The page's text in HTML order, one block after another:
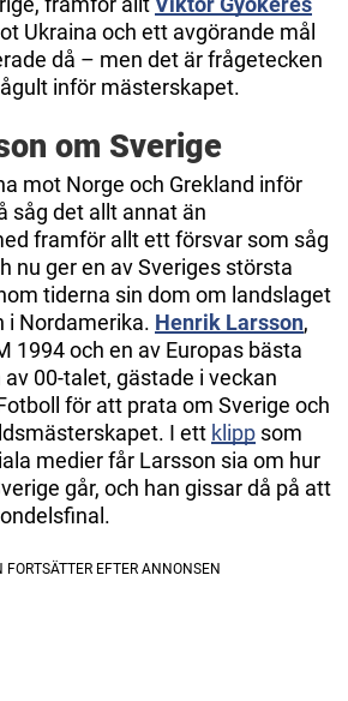
Ukraina och ett avgörande mål
då – men det är frågetecken
inför mästerskapet.
om Sverige
mot Norge och Grekland inför
såg det allt annat än
framför allt ett försvar som såg
nu ger en av Sveriges största
tiderna sin dom om landslaget
i Nordamerika. Henrik Larsson,
1994 och en av Europas bästa
00-talet, gästade i veckan
för att prata om Sverige och
I ett klipp som
medier får Larsson sia om hur
går, och han gissar då på att